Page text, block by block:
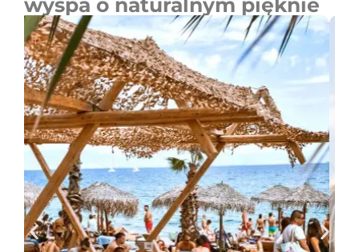
wyspa o naturalnym pięknie